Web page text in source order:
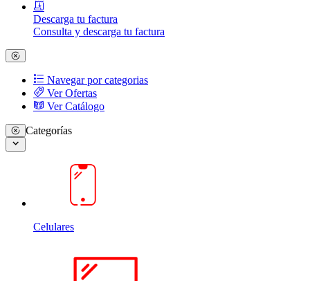
Descarga tu factura
Consulta y descarga tu factura
Navegar por categorias
Ver Ofertas
Ver Catálogo
Categorías
Celulares